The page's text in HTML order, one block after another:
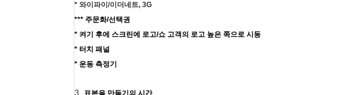
* 와이파이/이더네트, 3G
*** 주문화/선택권
* 켜기 후에 스크린에 로고/쇼 고객의 로고 높은 쪽으로 시동
* 터치 패널
* 운동 측정기
3.
표본을 만들기의 시간